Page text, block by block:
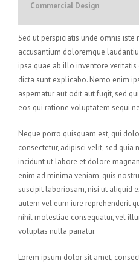
Commercial Design
Sed ut perspiciatis unde omnis
accusantium doloremque
ipsa quae ab illo inventore
dicta sunt explicabo. Nemo enim
aspernatur aut odit aut fugit, sed
eos qui ratione voluptatem sequi
Neque porro quisquam est, qui
consectetur, adipisci velit, sed
incidunt ut labore et dolore
enim ad minima veniam, quis
suscipit laboriosam, nisi ut aliquid
autem vel eum iure reprehenderit
nihil molestiae consequatur, vel
voluptas nulla pariatur.
Lorem ipsum dolor sit amet,